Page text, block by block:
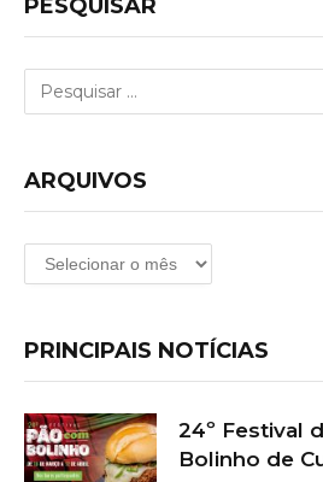
PESQUISAR
ARQUIVOS
Arquivos
PRINCIPAIS NOTÍCIAS
24º Festival
Bolinho de